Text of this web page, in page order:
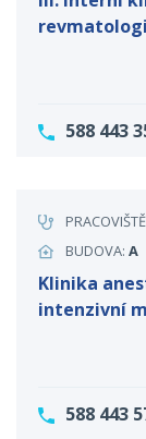
588 443
BUDOVA: A
Klinika
intenzivní
588 443